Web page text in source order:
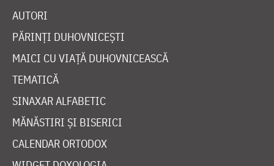
AUTORI
PĂRINȚI DUHOVNICEȘTI
MAICI CU VIAȚĂ DUHOVNICEASCĂ
TEMATICĂ
SINAXAR ALFABETIC
MĂNĂSTIRI ȘI BISERICI
CALENDAR ORTODOX